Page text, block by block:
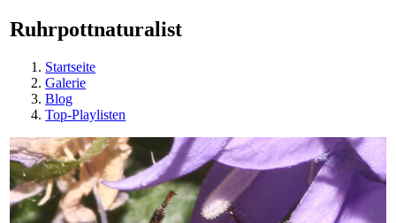
Ruhrpottnaturalist
Startseite
Galerie
Blog
Top-Playlisten